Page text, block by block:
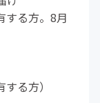
する方。8月
る方）